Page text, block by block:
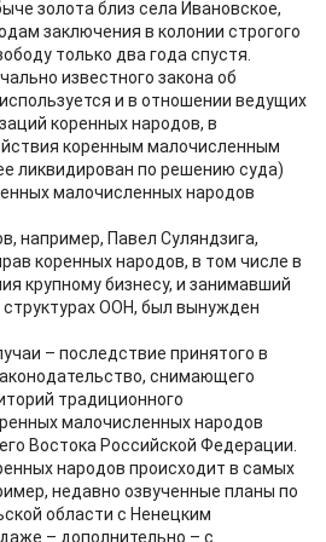
золота близ села Ивановское,
заключения в колонии строгого
только два года спустя.
известного закона об
и в отношении ведущих
коренных народов, в
коренным малочисленным
ликвидирован по решению суда)
малочисленных народов
например, Павел Суляндзига,
коренных народов, в том числе в
крупному бизнесу, и занимавший
ООН, был вынужден
– последствие принятого в
снимающего
традиционного
малочисленных народов
Востока Российской Федерации.
народов происходит в самых
недавно озвученные планы по
области с Ненецким
– дополнительно – с